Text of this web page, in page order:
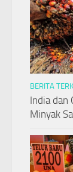
BERITA
India dan
Minyak